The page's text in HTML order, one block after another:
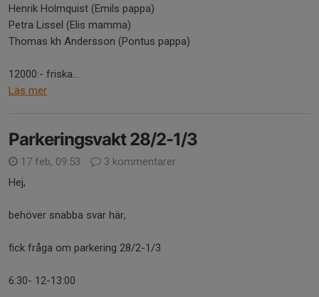
Henrik Holmquist (Emils pappa)
Petra Lissel (Elis mamma)
Thomas kh Andersson (Pontus pappa)
12000:- friska...
Läs mer
Parkeringsvakt 28/2-1/3
17 feb, 09:53
3 kommentarer
Hej,
behöver snabba svar här,
fick fråga om parkering 28/2-1/3
6:30- 12-13:00